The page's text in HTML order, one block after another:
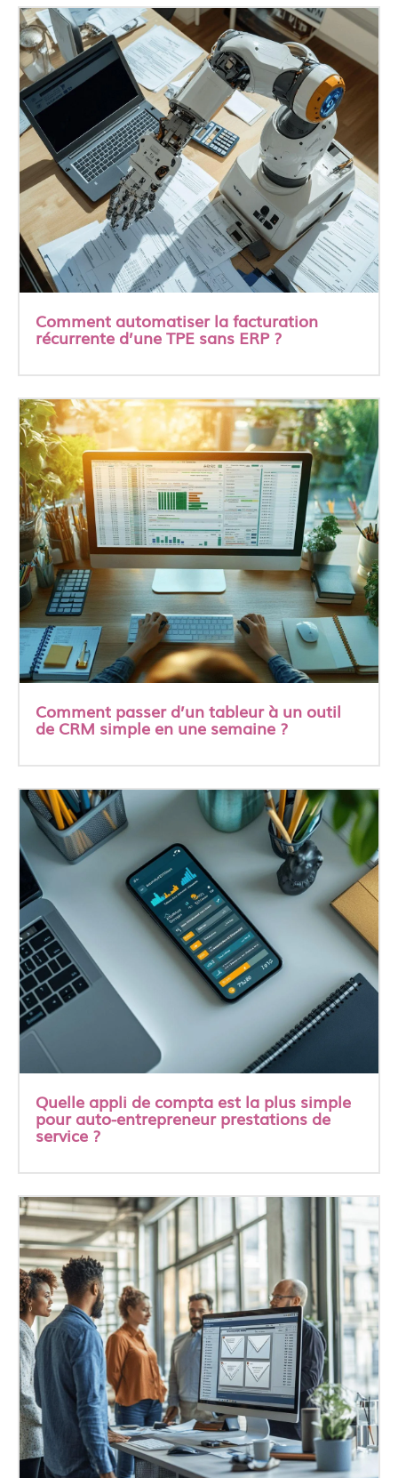
Comment automatiser la facturation
récurrente d’une TPE sans ERP ?
Comment passer d’un tableur à un outil
de CRM simple en une semaine ?
Quelle appli de compta est la plus simple
pour auto-entrepreneur prestations de
service ?